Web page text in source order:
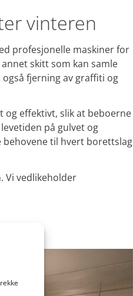
vinteren
profesjonelle maskiner for
skitt som kan samle
fjerning av graffiti og
og effektivt, slik at beboerne
på gulvet og
behovene til hvert borettslag
Vi vedlikeholder